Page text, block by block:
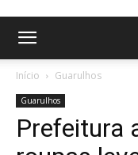
Início Guarulhos
Guarulhos
Prefeitura